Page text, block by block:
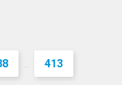
... 413